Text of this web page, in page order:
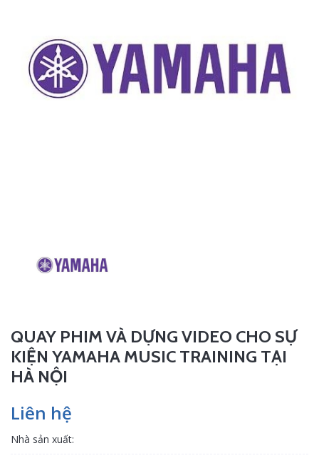
QUAY PHIM VÀ DỰNG VIDEO CHO SỰ
KIỆN YAMAHA MUSIC TRAINING TẠI
HÀ NỘI
Liên hệ
Nhà sản xuất: